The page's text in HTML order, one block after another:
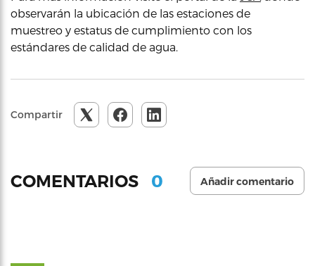
observarán la ubicación de las estaciones de
muestreo y estatus de cumplimiento con los
estándares de calidad de agua.
Compartir
COMENTARIOS 0 Añadir comentario